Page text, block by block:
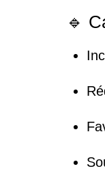
🔹